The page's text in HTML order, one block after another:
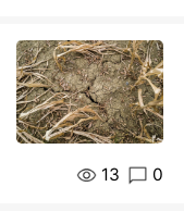
13 0